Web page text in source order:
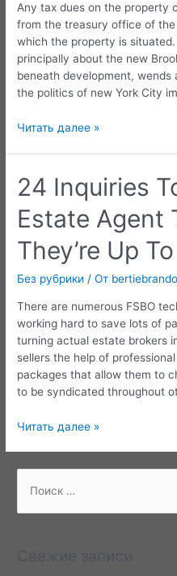
Any tax dues on the property
from the treasury office of
which the property is
principally about the new
beneath development,
the politics of new York City
QUINCY
Estate
January
2020
Читать далее »
24 Inquiries
Estate Agent
They’re Up
Без рубрики / От
There are numerous FSBO
working hard to save lots of
turning actual estate brokers
sellers the help of
packages that allow them to
to be syndicated throughout
24
Real
Читать далее »